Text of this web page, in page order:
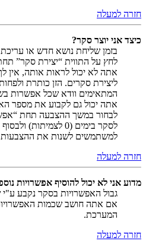
חזרה למעלה
כיצד אני יוצר סקר?
בזמן שליחת נושא חדש או
לחץ על התווית “יצירת סקר”
אתה לא יכול לראות אותה,
ליצירת סקרים. הזן כותרת
המתאימים וודא שכל אפשרות
אתה יכול גם לקבוע את מספר
לבחור במשך ההצבעה תחת
לסקר בימים (0
למשתמשים לשנות את
חזרה למעלה
מדוע אני לא יכול להוסיף אפשרויות
גבול האפשרויות בסקר נקבע
אם אתה חושב שכמות
המערכת.
חזרה למעלה